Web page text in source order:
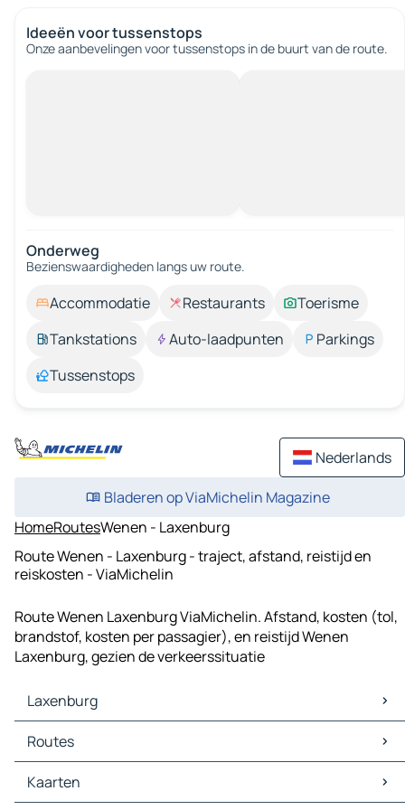
Ideeën voor tussenstops
Onze aanbevelingen voor tussenstops in de buurt van de route.
Onderweg
Bezienswaardigheden langs uw route.
Accommodatie Restaurants
Toerisme
Tankstations
Auto-laadpunten
Parkings
Tussenstops
Nederlands
Bladeren op ViaMichelin Magazine
HomeRoutesWenen - Laxenburg
Route Wenen - Laxenburg - traject, afstand, reistijd en
reiskosten - ViaMichelin
Route Wenen Laxenburg ViaMichelin. Afstand, kosten (tol,
brandstof, kosten per passagier), en reistijd Wenen
Laxenburg, gezien de verkeerssituatie
Laxenburg
Laxenburg Kaarten
Laxenburg Verkeer
Laxenburg Hotels
Laxenburg Restaurants
Routes
Routes Laxenburg - Wenen
Routes Laxenburg - Mödling
Kaarten